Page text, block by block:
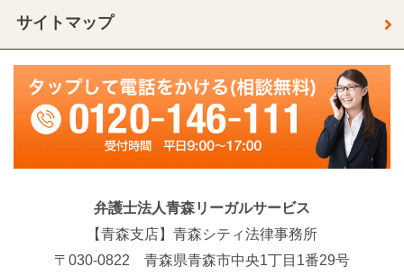
サイトマップ
弁護士法人青森リーガルサービス
【青森支店】青森シティ法律事務所
〒030-0822 青森県青森市中央1丁目1番29号